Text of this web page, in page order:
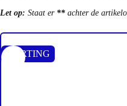
Let op: Staat er ** achter de
KORTING